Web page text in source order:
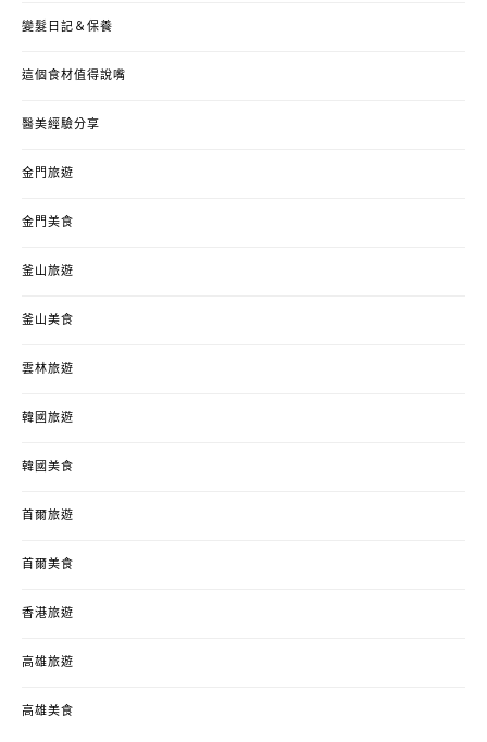
變髮日記＆保養
這個食材值得說嘴
醫美經驗分享
金門旅遊
金門美食
釜山旅遊
釜山美食
雲林旅遊
韓國旅遊
韓國美食
首爾旅遊
首爾美食
香港旅遊
高雄旅遊
高雄美食